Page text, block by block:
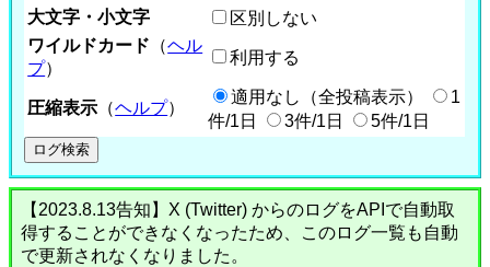
大文字・小文字
区別しない
ワイルドカード （ヘル
プ）
利用する
圧縮表示 （ヘルプ）
適用なし（全投稿表示）
1
件/1日
3件/1日 5件/1日
【2023.8.13告知】X (Twitter) からのログをAPIで自動取
得することができなくなったため、このログ一覧も自動
で更新されなくなりました。